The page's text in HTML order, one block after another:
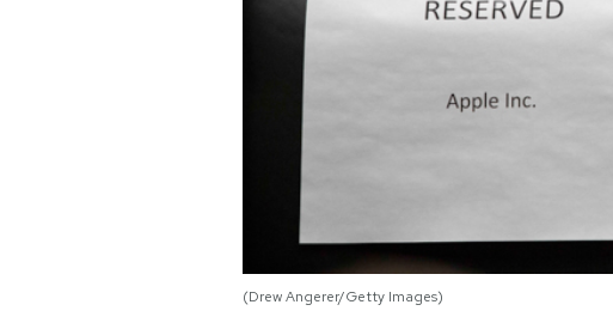
(Drew Angerer/Getty Images)